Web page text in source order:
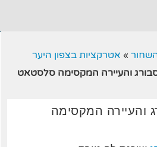
» אטרקציות בצפון היער
והעיירה המקסימה סלסטאט
והעיירה המקסימה